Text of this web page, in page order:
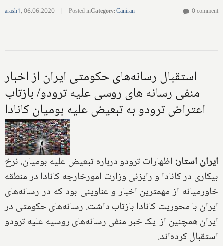
arash1,06.06.2020 | Posted inCategory:Caniran 0 comment
استقبال رسانه‌های حکومتی ایران از اخبار
منفی رسانه های روسی علیه ترودو/ بازتاب
اعتراض ترودو به تبعیض علیه بومیان کانادا
ایران استار: اظهارات ترودو درباره تبعیض علیه بومیان، نرخ
بیکاری در کانادا و رایزنی وزارت امورخارجه کانادا در منطقه
خاورمیانه از مهمترین اخبار و عناوینی بود که در رسانه‌های
ایران با محوریت کانادا بازتاب داشت. رسانه‌های حکومتی در
ایران همچنین از یک خبر منفی رسانه‌های روسیه علیه ترودو
استقبال کرده‌اند.